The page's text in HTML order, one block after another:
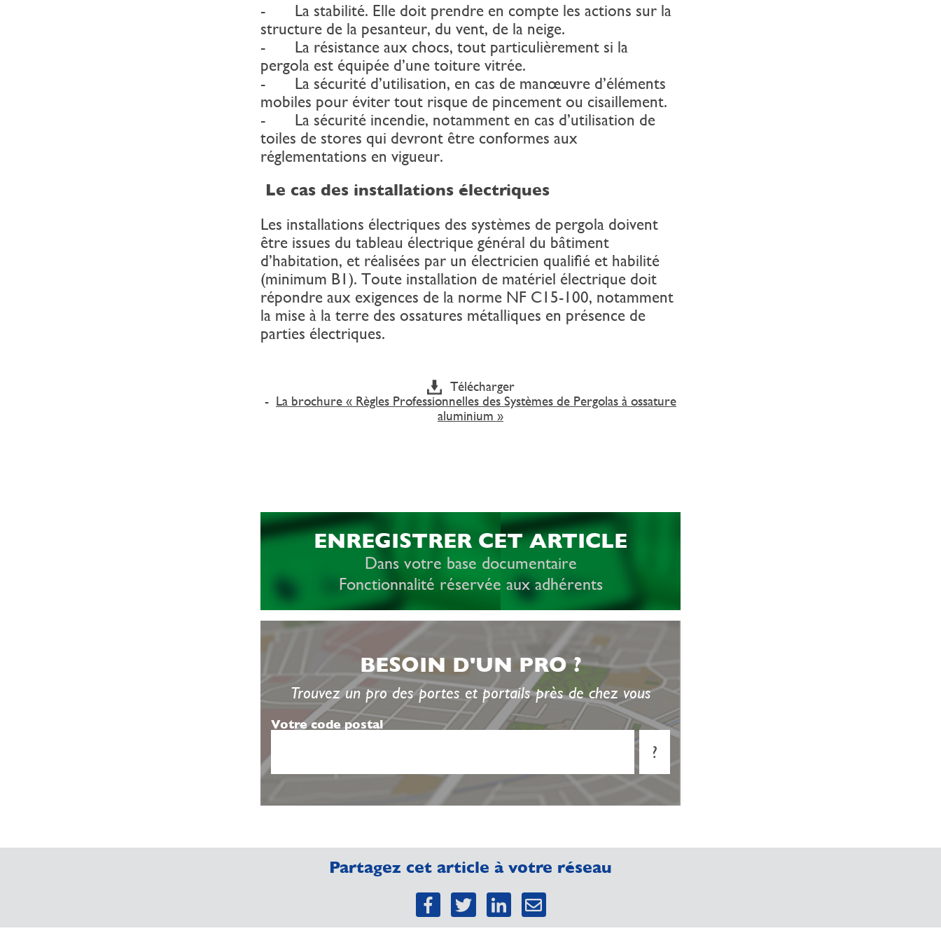
- La stabilité. Elle doit prendre en compte les actions sur la
structure de la pesanteur, du vent, de la neige.
- La résistance aux chocs, tout particulièrement si la
pergola est équipée d’une toiture vitrée.
- La sécurité d’utilisation, en cas de manœuvre d’éléments
mobiles pour éviter tout risque de pincement ou cisaillement.
- La sécurité incendie, notamment en cas d’utilisation de
toiles de stores qui devront être conformes aux
réglementations en vigueur.
Le cas des installations électriques
Les installations électriques des systèmes de pergola doivent
être issues du tableau électrique général du bâtiment
d’habitation, et réalisées par un électricien qualifié et habilité
(minimum B1). Toute installation de matériel électrique doit
répondre aux exigences de la norme NF C15-100, notamment
la mise à la terre des ossatures métalliques en présence de
parties électriques.
Télécharger
- La brochure « Règles Professionnelles des Systèmes de Pergolas à ossature
aluminium »
ENREGISTRER CET ARTICLE
Dans votre base documentaire
Fonctionnalité réservée aux adhérents
BESOIN D'UN PRO ?
Trouvez un pro des portes et portails près de chez vous
Votre code postal
?
Partagez cet article à votre réseau